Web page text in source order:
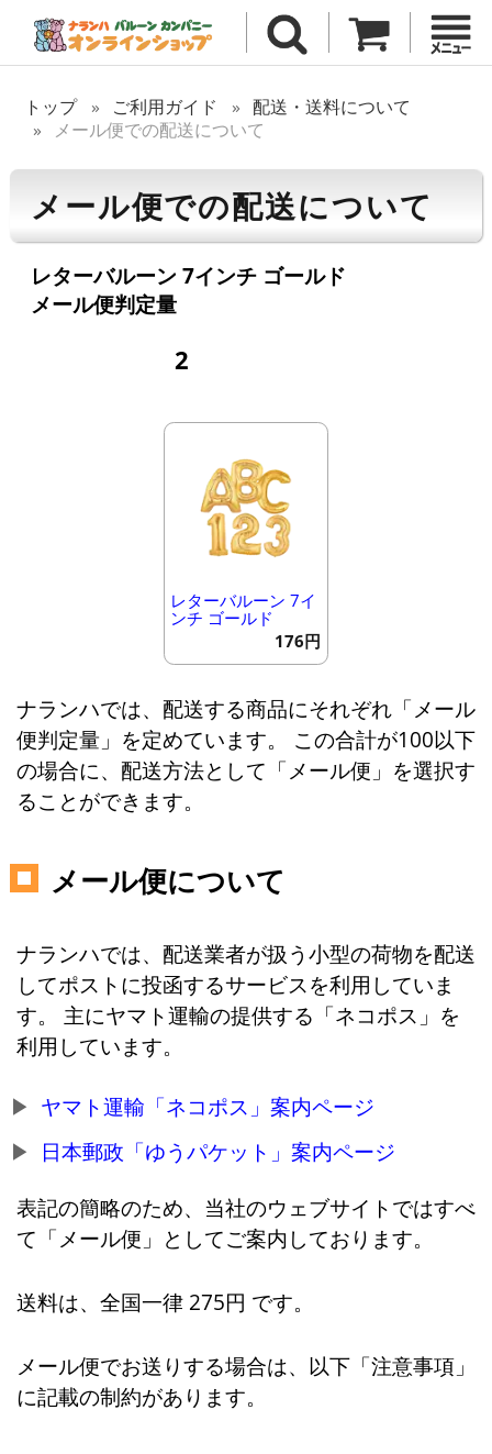
トップ ご利用ガイド
配送・送料について
メール便での配送について
メール便での配送について
レターバルーン 7インチ ゴールド
メール便判定量
2
レターバルーン 7イ
ンチ ゴールド
176円
ナランハでは、配送する商品にそれぞれ「メール
便判定量」を定めています。 この合計が100以下
の場合に、配送方法として「メール便」を選択す
ることができます。
メール便について
ナランハでは、配送業者が扱う小型の荷物を配送
してポストに投函するサービスを利用していま
す。 主にヤマト運輸の提供する「ネコポス」を
利用しています。
ヤマト運輸「ネコポス」案内ページ
日本郵政「ゆうパケット」案内ページ
表記の簡略のため、当社のウェブサイトではすべ
て「メール便」としてご案内しております。
送料は、全国一律 275円 です。
メール便でお送りする場合は、以下「注意事項」
に記載の制約があります。